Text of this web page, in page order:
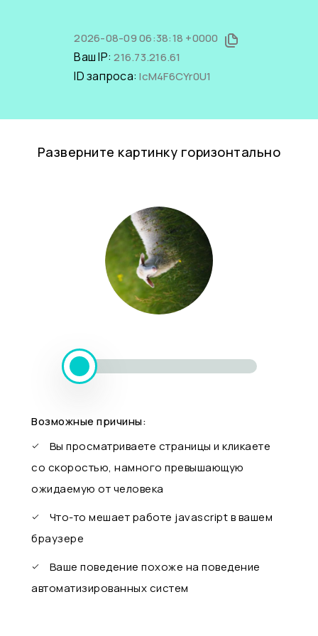
2026-08-09 06:38:18 +0000
Ваш IP:216.73.216.61
ID запроса:IcM4F6CYr0U1
Разверните картинку горизонтально
Возможные причины:
Вы просматриваете страницы и кликаете
со скоростью, намного превышающую
ожидаемую от человека
Что-то мешает работе javascript в вашем
браузере
Ваше поведение похоже на поведение
автоматизированных систем